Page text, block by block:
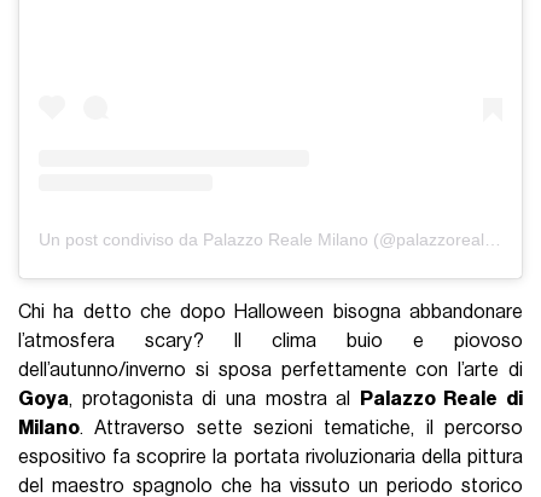
Chi ha detto che dopo Halloween bisogna abbandonare
l’atmosfera scary? Il clima buio e piovoso
dell’autunno/inverno si sposa perfettamente con l’arte di
Goya, protagonista di una mostra al
Palazzo Reale di
Milano. Attraverso sette sezioni tematiche, il percorso
espositivo fa scoprire la portata rivoluzionaria della pittura
del maestro spagnolo che ha vissuto un periodo storico